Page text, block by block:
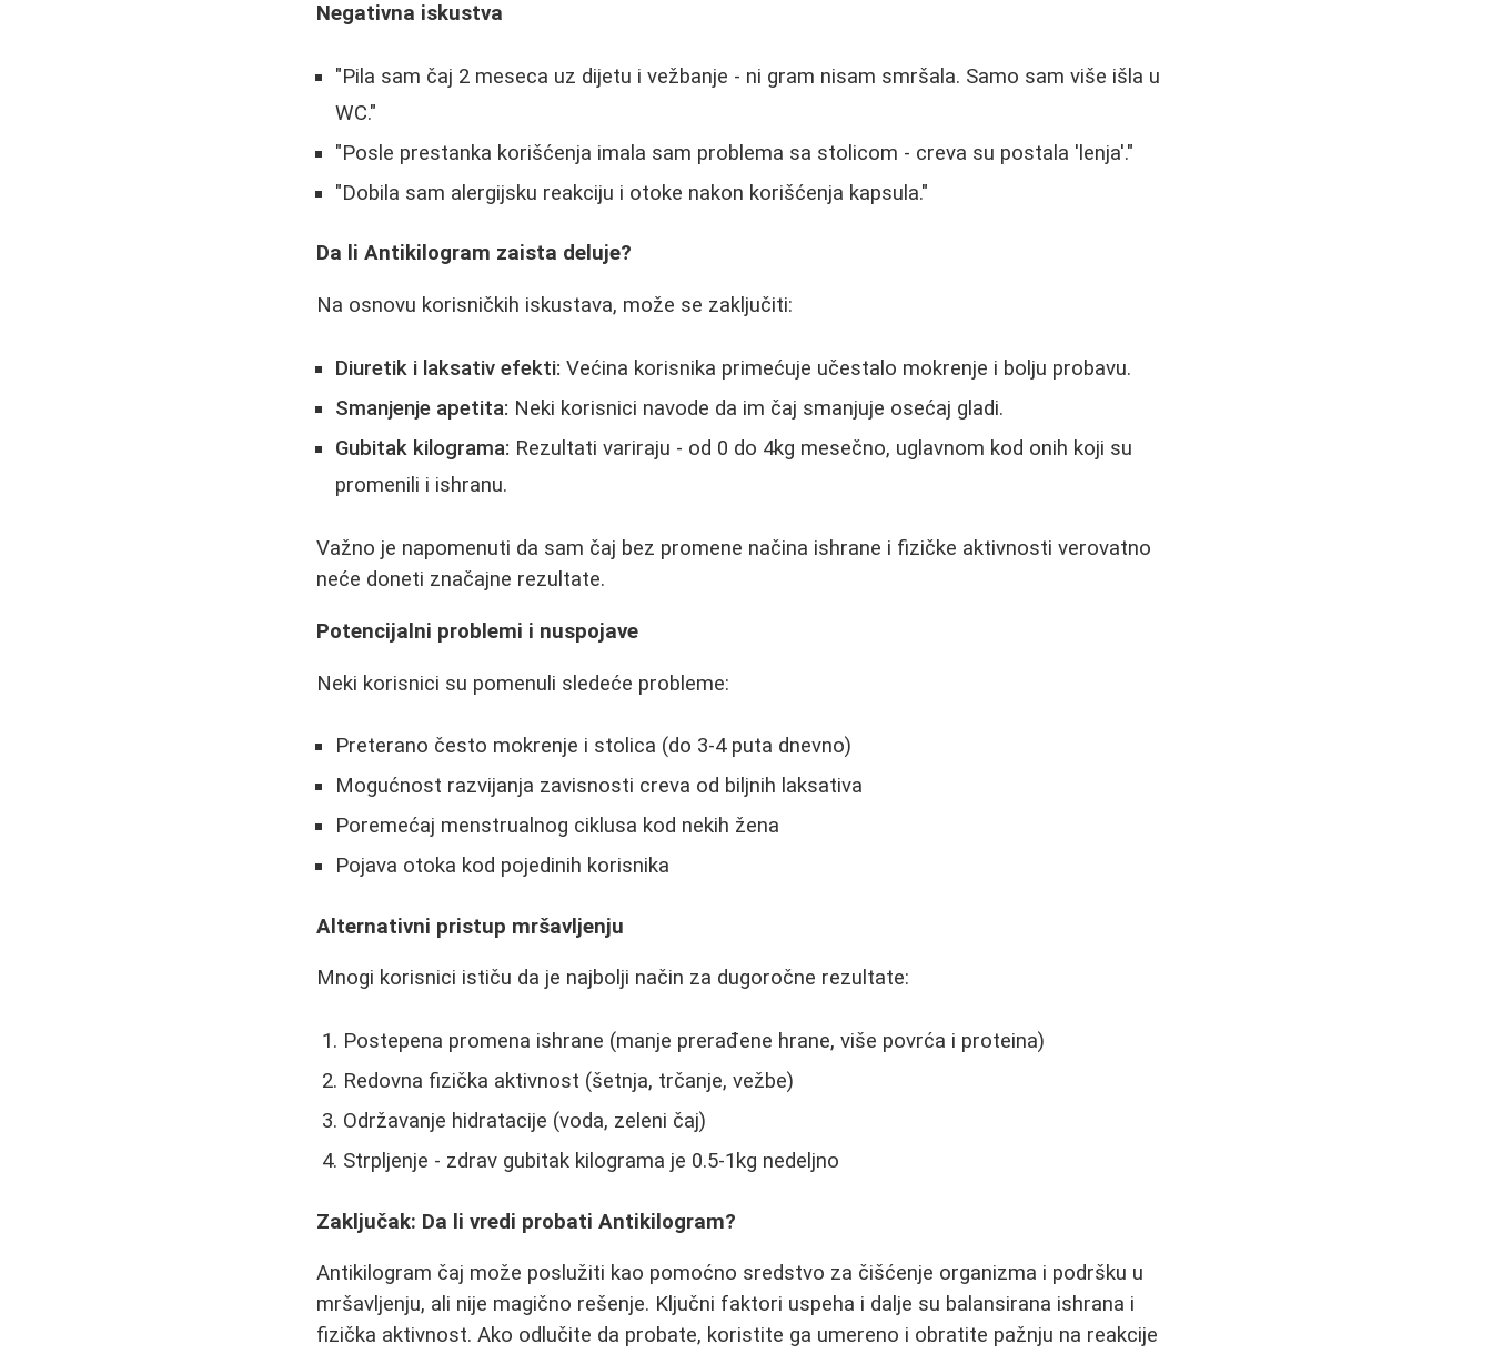
Negativna iskustva
"Pila sam čaj 2 meseca uz dijetu i vežbanje - ni gram nisam smršala. Samo sam više išla u
WC."
"Posle prestanka korišćenja imala sam problema sa stolicom - creva su postala 'lenja'."
"Dobila sam alergijsku reakciju i otoke nakon korišćenja kapsula."
Da li Antikilogram zaista deluje?
Na osnovu korisničkih iskustava, može se zaključiti:
Diuretik i laksativ efekti: Većina korisnika primećuje učestalo mokrenje i bolju probavu.
Smanjenje apetita: Neki korisnici navode da im čaj smanjuje osećaj gladi.
Gubitak kilograma: Rezultati variraju - od 0 do 4kg mesečno, uglavnom kod onih koji su
promenili i ishranu.
Važno je napomenuti da sam čaj bez promene načina ishrane i fizičke aktivnosti verovatno
neće doneti značajne rezultate.
Potencijalni problemi i nuspojave
Neki korisnici su pomenuli sledeće probleme:
Preterano često mokrenje i stolica (do 3-4 puta dnevno)
Mogućnost razvijanja zavisnosti creva od biljnih laksativa
Poremećaj menstrualnog ciklusa kod nekih žena
Pojava otoka kod pojedinih korisnika
Alternativni pristup mršavljenju
Mnogi korisnici ističu da je najbolji način za dugoročne rezultate:
Postepena promena ishrane (manje prerađene hrane, više povrća i proteina)
Redovna fizička aktivnost (šetnja, trčanje, vežbe)
Održavanje hidratacije (voda, zeleni čaj)
Strpljenje - zdrav gubitak kilograma je 0.5-1kg nedeljno
Zaključak: Da li vredi probati Antikilogram?
Antikilogram čaj može poslužiti kao pomoćno sredstvo za čišćenje organizma i podršku u
mršavljenju, ali nije magično rešenje. Ključni faktori uspeha i dalje su balansirana ishrana i
fizička aktivnost. Ako odlučite da probate, koristite ga umereno i obratite pažnju na reakcije